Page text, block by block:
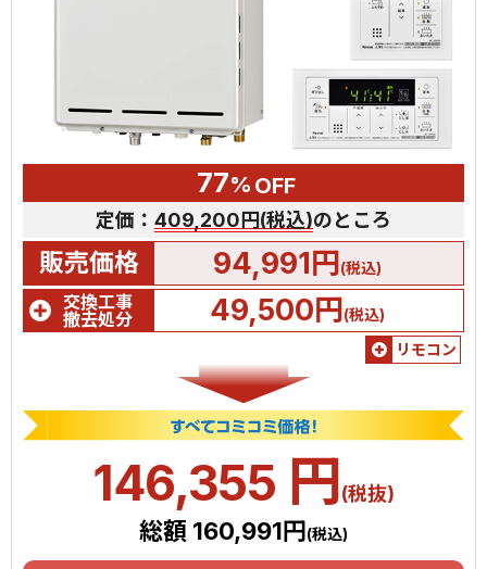
77% OFF
定価： 409,200円(税込)のところ
販売価格 94,991円(税込)
交換工事
撤去処分
49,500円(税込)
リモコン
146,355 円(税抜)
総額 160,991円 (税込)